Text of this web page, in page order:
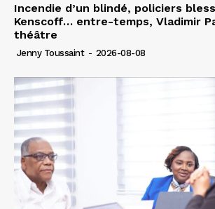
Incendie d’un blindé, policiers
Kenscoff… entre-temps, Vladimir
théâtre
Jenny Toussaint - 2026-08-08